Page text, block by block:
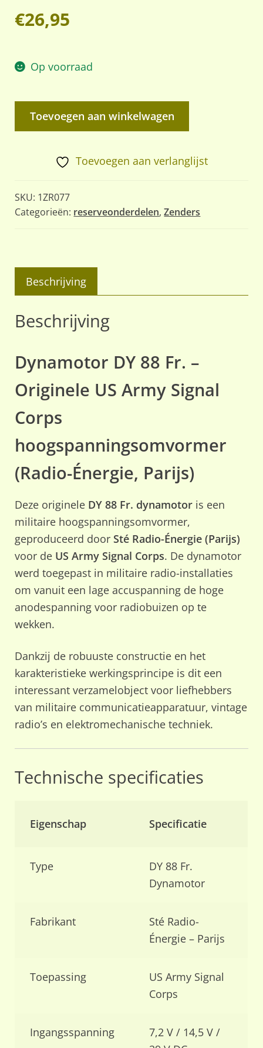
€26,95
Op voorraad
Originele
US
aantal
Toevoegen aan winkelwagen
Toevoegen aan verlanglijst
SKU: 1ZR077
Categorieën: reserveonderdelen,Zenders
Beschrijving
Beschrijving
Dynamotor DY 88 Fr. –
Originele US Army Signal
Corps
hoogspanningsomvormer
(Radio-Énergie, Parijs)
Deze originele DY 88 Fr. dynamotor is een
militaire hoogspanningsomvormer,
geproduceerd doorSté Radio-Énergie (Parijs)
voor de US Army Signal Corps. De dynamotor
werd toegepast in militaire radio-installaties
om vanuit een lage accuspanning de hoge
anodespanning voor radiobuizen op te
wekken.
Dankzij de robuuste constructie en het
karakteristieke werkingsprincipe is dit een
interessant verzamelobject voor liefhebbers
van militaire communicatieapparatuur, vintage
radio’s en elektromechanische techniek.
Technische specificaties
Eigenschap Specificatie
Type
DY 88 Fr.
Dynamotor
Fabrikant
Sté Radio-
Énergie – Parijs
Toepassing
US Army Signal
Corps
Ingangsspanning
7,2 V / 14,5 V /